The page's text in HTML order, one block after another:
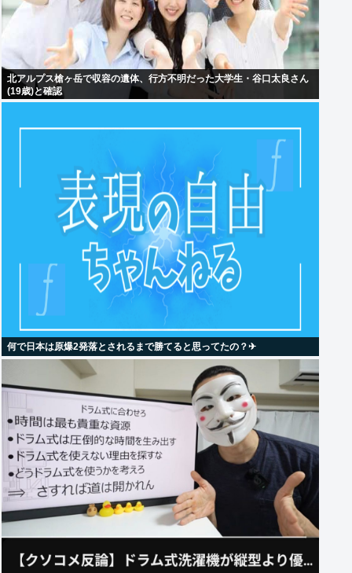
北アルプス槍ヶ岳で収容の遺体、行方不明だった大学生・谷口太良さん
(19歳)と確認
何で日本は原爆2発落とされるまで勝てると思ってたの？‎✈